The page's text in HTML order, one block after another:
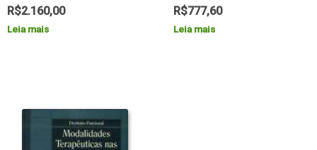
R$2.160,00
Leia mais
R$777,60
Leia mais